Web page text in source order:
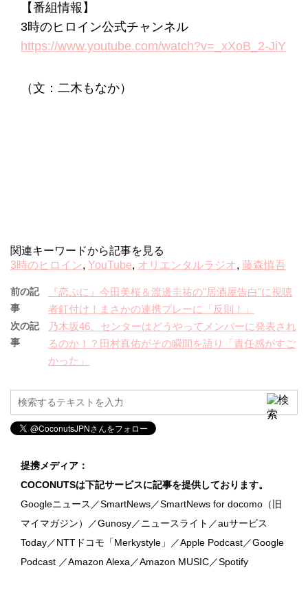
【番組情報】
3時のヒロイン公式チャンネル
https://www.youtube.com/watch?v=_xXoB_2-JiY
（文：二木もなか）
関連キーワードから記事を見る
3時のヒロイン, YouTube, オリエンタルラジオ, 藤森慎吾
前の記
事
『恋ぷに』今田美桜＆渡邊圭祐の"居酒屋告白"に視聴
者釘付け！まさかの連携プレーに「反則！」
次の記
事
乃木坂46、センターはどうやってメンバーに発表され
るのか！？田村真佑がその瞬間を語り「責任感がすご
かった」
提携メディア：
COCONUTSは下記サービスに記事を提供しております。
Googleニュース／SmartNews／SmartNews for docomo（旧
マイマガジン）／Gunosy／ニュースライト／auサービス
Today／NTTドコモ「Merkystyle」／Apple Podcast／Google
Podcast ／Amazon Alexa／Amazon MUSIC／Spotify